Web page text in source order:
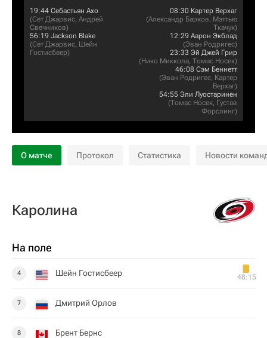
19:44 Себастьян Ахо
(Сет Джарвис, Андрей
Свечников)
56:19 Jackson Blake
(Сет Джарвис, Шейн
Гостисбеер)
08:30 Картер Верхаг
(Александр Барков, Мэттью
Ткачук)
12:29 Аарон Экблад
(Эван Родригес)
23:33 Эй Джей Грир
(Нико Миккола, Томас Носек)
46:08 Сэм Беннетт
(Эван Родригес, Картер
Верхаг)
54:55 Эли Луостаринен
(Томас Носек, Густав
Форслинг)
О матче Протокол Статистика Новости
Каролина
На поле
4 Шейн Гостисбеер 48:15
7 Дмитрий Орлов
8 Брент Бернс